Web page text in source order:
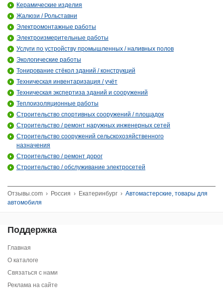
Керамические изделия
Жалюзи / Рольставни
Электромонтажные работы
Электроизмерительные работы
Услуги по устройству промышленных / наливных полов
Экологические работы
Тонирование стёкол зданий / конструкций
Техническая инвентаризация / учёт
Техническая экспертиза зданий и сооружений
Теплоизоляционные работы
Строительство спортивных сооружений / площадок
Строительство / ремонт наружных инженерных сетей
Строительство сооружений сельскохозяйственного
назначения
Строительство / ремонт дорог
Строительство / обслуживание электросетей
Отзывы.com › Россия › Екатеринбург › Автомастерские, товары для
автомобиля
Поддержка
Главная
О каталоге
Связаться с нами
Реклама на сайте